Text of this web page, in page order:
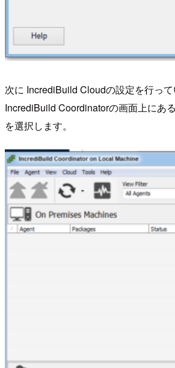
次に IncrediBuild Cloudの設定を行って
IncrediBuild Coordinatorの画面上にある
を選択します。